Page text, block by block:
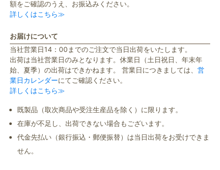
額をご確認のうえ、お振込みください。
詳しくはこちら≫
お届けについて
当社営業日14：00までのご注文で当日出荷をいたします。
出荷は当社営業日のみとなります。休業日（土日祝日、年末年
始、夏季）の出荷はできかねます。 営業日につきましては、 営
業日カレンダーにてご確認ください。
詳しくはこちら≫
既製品（取次商品や受注生産品を除く）に限ります。
在庫が不足し、出荷できない場合もございます。
代金先払い（銀行振込・郵便振替）は当日出荷をお受けできま
せん。